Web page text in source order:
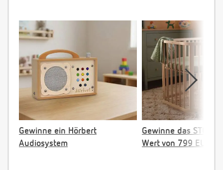
Gewinne ein Hörbert
Audiosystem
Gewinne das
Wert von 799 EUR